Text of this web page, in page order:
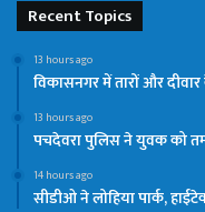
Recent Topics
13 hours ago
विकासनगर में तारों और
13 hours ago
पचदेवरा पुलिस ने युवक को
14 hours ago
सीडीओ ने लोहिया पार्क,